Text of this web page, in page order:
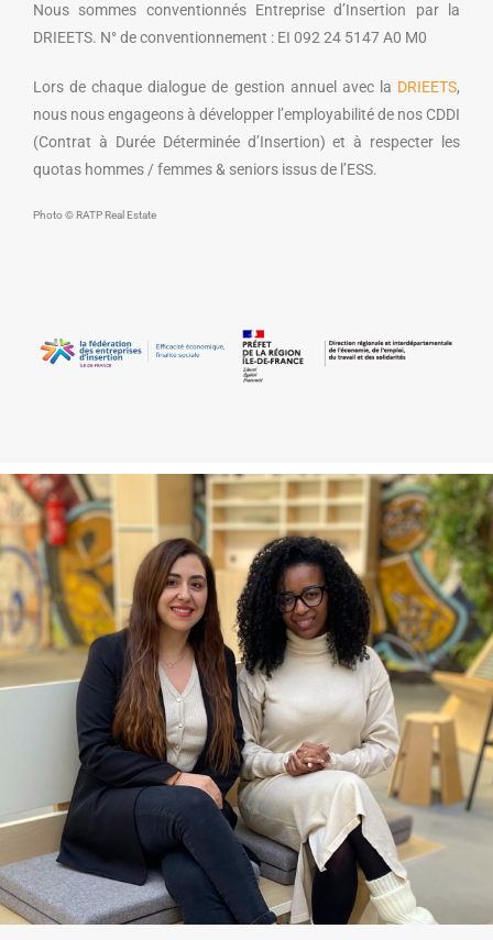
Nous sommes conventionnés Entreprise d’Insertion par la
DRIEETS. N° de conventionnement : EI 092 24 5147 A0 M0
Lors de chaque dialogue de gestion annuel avec la DRIEETS,
nous nous engageons à développer l’employabilité de nos CDDI
(Contrat à Durée Déterminée d’Insertion) et à respecter les
quotas hommes / femmes & seniors issus de l’ESS.
Photo © RATP Real Estate